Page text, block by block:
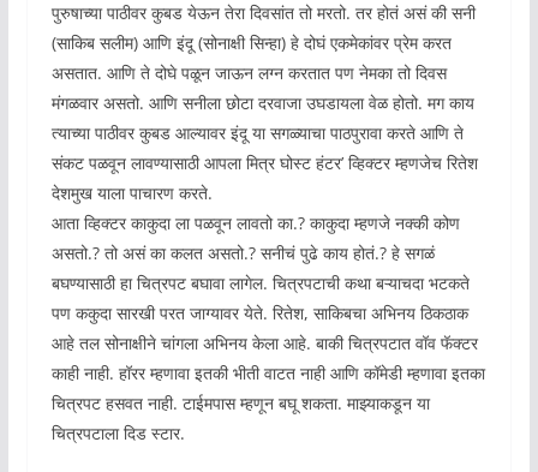
पुरुषाच्या पाठीवर कुबड येऊन तेरा दिवसांत तो मरतो. तर होतं असं की सनी
(साकिब सलीम) आणि इंदू (सोनाक्षी सिन्हा) हे दोघं एकमेकांवर प्रेम करत
असतात. आणि ते दोघे पळून जाऊन लग्न करतात पण नेमका तो दिवस
मंगळवार असतो. आणि सनीला छोटा दरवाजा उघडायला वेळ होतो. मग काय
त्याच्या पाठीवर कुबड आल्यावर इंदू या सगळ्याचा पाठपुरावा करते आणि ते
संकट पळवून लावण्यासाठी आपला मित्र घोस्ट हंटर’ व्हिक्टर म्हणजेच रितेश
देशमुख याला पाचारण करते.
आता व्हिक्टर काकुदा ला पळवून लावतो का.? काकुदा म्हणजे नक्की कोण
असतो.? तो असं का कलत असतो.? सनीचं पुढे काय होतं.? हे सगळं
बघण्यासाठी हा चित्रपट बघावा लागेल. चित्रपटाची कथा बऱ्याचदा भटकते
पण ककुदा सारखी परत जाग्यावर येते. रितेश, साकिबचा अभिनय ठिकठाक
आहे तल सोनाक्षीने चांगला अभिनय केला आहे. बाकी चित्रपटात वॉव फॅक्टर
काही नाही. हॉरर म्हणावा इतकी भीती वाटत नाही आणि कॉमेडी म्हणावा इतका
चित्रपट हसवत नाही. टाईमपास म्हणून बघू शकता. माझ्याकडून या
चित्रपटाला दिड स्टार.